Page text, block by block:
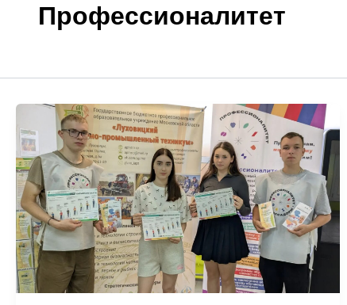
Профессионалитет